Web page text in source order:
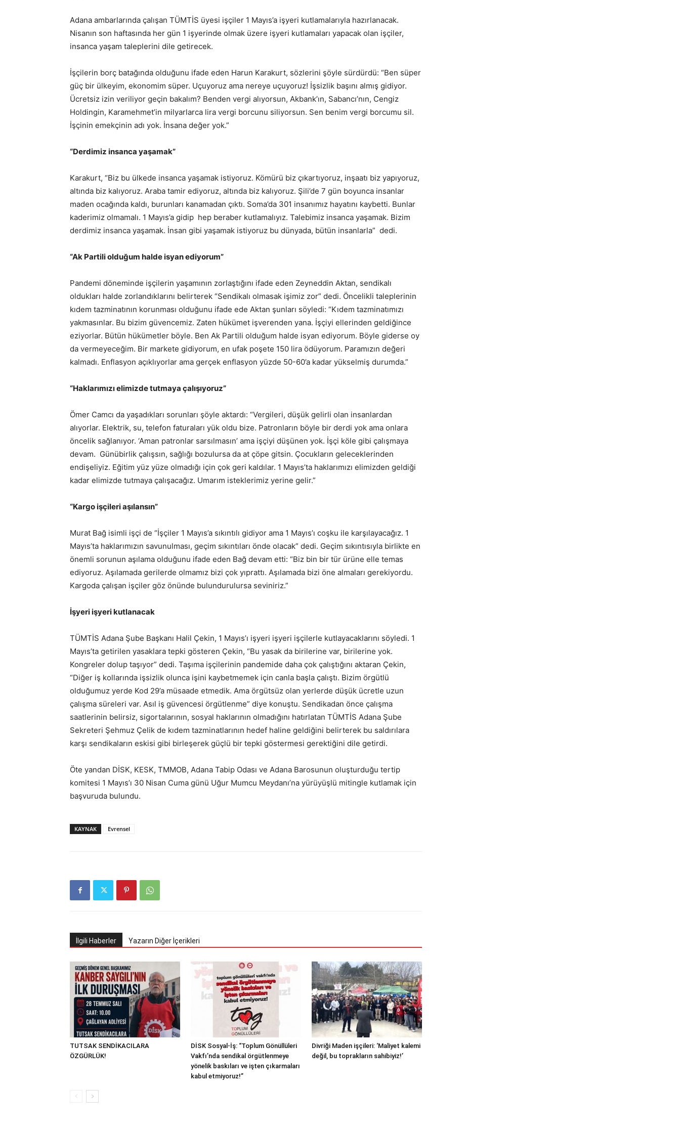
Adana ambarlarında çalışan TÜMTİS üyesi işçiler 1 Mayıs’a işyeri kutlamalarıyla hazırlanacak.
Nisanın son haftasında her gün 1 işyerinde olmak üzere işyeri kutlamaları yapacak olan işçiler,
insanca yaşam taleplerini dile getirecek.
İşçilerin borç batağında olduğunu ifade eden Harun Karakurt, sözlerini şöyle sürdürdü: “Ben süper
güç bir ülkeyim, ekonomim süper. Uçuyoruz ama nereye uçuyoruz! İşsizlik başını almış gidiyor.
Ücretsiz izin veriliyor geçin bakalım? Benden vergi alıyorsun, Akbank’ın, Sabancı’nın, Cengiz
Holdingin, Karamehmet’in milyarlarca lira vergi borcunu siliyorsun. Sen benim vergi borcumu sil.
İşçinin emekçinin adı yok. İnsana değer yok.”
“Derdimiz insanca yaşamak”
Karakurt, “Biz bu ülkede insanca yaşamak istiyoruz. Kömürü biz çıkartıyoruz, inşaatı biz yapıyoruz,
altında biz kalıyoruz. Araba tamir ediyoruz, altında biz kalıyoruz. Şili’de 7 gün boyunca insanlar
maden ocağında kaldı, burunları kanamadan çıktı. Soma’da 301 insanımız hayatını kaybetti. Bunlar
kaderimiz olmamalı. 1 Mayıs’a gidip hep beraber kutlamalıyız. Talebimiz insanca yaşamak. Bizim
derdimiz insanca yaşamak. İnsan gibi yaşamak istiyoruz bu dünyada, bütün insanlarla” dedi.
“Ak Partili olduğum halde isyan ediyorum”
Pandemi döneminde işçilerin yaşamının zorlaştığını ifade eden Zeyneddin Aktan, sendikalı
oldukları halde zorlandıklarını belirterek “Sendikalı olmasak işimiz zor” dedi. Öncelikli taleplerinin
kıdem tazminatının korunması olduğunu ifade ede Aktan şunları söyledi: “Kıdem tazminatımızı
yakmasınlar. Bu bizim güvencemiz. Zaten hükümet işverenden yana. İşçiyi ellerinden geldiğince
eziyorlar. Bütün hükümetler böyle. Ben Ak Partili olduğum halde isyan ediyorum. Böyle giderse oy
da vermeyeceğim. Bir markete gidiyorum, en ufak poşete 150 lira ödüyorum. Paramızın değeri
kalmadı. Enflasyon açıklıyorlar ama gerçek enflasyon yüzde 50-60’a kadar yükselmiş durumda.”
“Haklarımızı elimizde tutmaya çalışıyoruz”
Ömer Camcı da yaşadıkları sorunları şöyle aktardı: “Vergileri, düşük gelirli olan insanlardan
alıyorlar. Elektrik, su, telefon faturaları yük oldu bize. Patronların böyle bir derdi yok ama onlara
öncelik sağlanıyor. ‘Aman patronlar sarsılmasın’ ama işçiyi düşünen yok. İşçi köle gibi çalışmaya
devam. Günübirlik çalışsın, sağlığı bozulursa da at çöpe gitsin. Çocukların geleceklerinden
endişeliyiz. Eğitim yüz yüze olmadığı için çok geri kaldılar. 1 Mayıs’ta haklarımızı elimizden geldiği
kadar elimizde tutmaya çalışacağız. Umarım isteklerimiz yerine gelir.”
“Kargo işçileri aşılansın”
Murat Bağ isimli işçi de “İşçiler 1 Mayıs’a sıkıntılı gidiyor ama 1 Mayıs’ı coşku ile karşılayacağız. 1
Mayıs’ta haklarımızın savunulması, geçim sıkıntıları önde olacak” dedi. Geçim sıkıntısıyla birlikte en
önemli sorunun aşılama olduğunu ifade eden Bağ devam etti: “Biz bin bir tür ürüne elle temas
ediyoruz. Aşılamada gerilerde olmamız bizi çok yıprattı. Aşılamada bizi öne almaları gerekiyordu.
Kargoda çalışan işçiler göz önünde bulundurulursa seviniriz.”
İşyeri işyeri kutlanacak
TÜMTİS Adana Şube Başkanı Halil Çekin, 1 Mayıs’ı işyeri işyeri işçilerle kutlayacaklarını söyledi. 1
Mayıs’ta getirilen yasaklara tepki gösteren Çekin, “Bu yasak da birilerine var, birilerine yok.
Kongreler dolup taşıyor” dedi. Taşıma işçilerinin pandemide daha çok çalıştığını aktaran Çekin,
“Diğer iş kollarında işsizlik olunca işini kaybetmemek için canla başla çalıştı. Bizim örgütlü
olduğumuz yerde Kod 29’a müsaade etmedik. Ama örgütsüz olan yerlerde düşük ücretle uzun
çalışma süreleri var. Asıl iş güvencesi örgütlenme” diye konuştu. Sendikadan önce çalışma
saatlerinin belirsiz, sigortalarının, sosyal haklarının olmadığını hatırlatan TÜMTİS Adana Şube
Sekreteri Şehmuz Çelik de kıdem tazminatlarının hedef haline geldiğini belirterek bu saldırılara
karşı sendikaların eskisi gibi birleşerek güçlü bir tepki göstermesi gerektiğini dile getirdi.
Öte yandan DİSK, KESK, TMMOB, Adana Tabip Odası ve Adana Barosunun oluşturduğu tertip
komitesi 1 Mayıs’ı 30 Nisan Cuma günü Uğur Mumcu Meydanı’na yürüyüşlü mitingle kutlamak için
başvuruda bulundu.
KAYNAK Evrensel
İlgili Haberler Yazarın Diğer İçerikleri
TUTSAK SENDİKACILARA
ÖZGÜRLÜK!
DİSK Sosyal-İş: “Toplum Gönüllüleri
Vakfı’nda sendikal örgütlenmeye
yönelik baskıları ve işten çıkarmaları
kabul etmiyoruz!”
Divriği Maden işçileri: ‘Maliyet kalemi
değil, bu toprakların sahibiyiz!’